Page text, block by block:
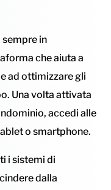
sempre in
che aiuta a
ad ottimizzare gli
Una volta attivata
accedi alle
o smartphone.
i sistemi di
dalla